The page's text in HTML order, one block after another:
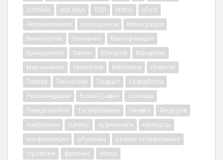
softskills
sqa days TDD testlio
uTest
Автоматизация
Атрощенков
Виноградов
Винокурова
Зинченко
Квалификация
Крамаренко
Ланин Макаров
Макарова
Мартыненко
Михайлов Мясников
Новости
Павлов
Писчасова Подкаст
Разработка
Рекомендации
Роман Савин
Солнцев
Твердохлебов
Тестирование Ужевко
Федоров
Хайруллин
Шейко аудиокниги
конкурсы
конференции
обучение
ручное тестирование
стратегия
фриланс юмор